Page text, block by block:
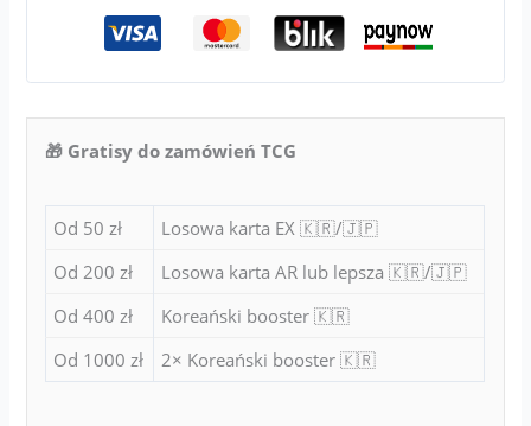
🎁 Gratisy do zamówień TCG
Od 50 zł
Losowa karta EX 🇰🇷/🇯🇵
Od 200 zł
Losowa karta AR lub lepsza 🇰🇷/🇯🇵
Od 400 zł
Koreański booster 🇰🇷
Od 1000 zł
2× Koreański booster 🇰🇷